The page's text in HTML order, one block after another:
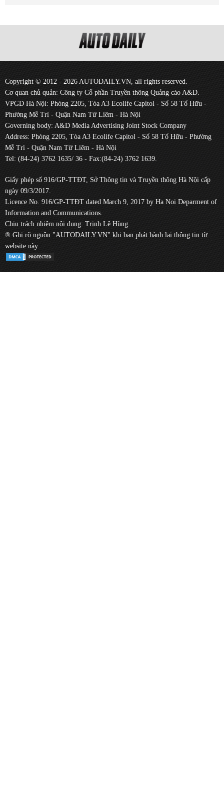
Copyright © 2012 - 2026 AUTODAILY.VN, all rights reserved.
Cơ quan chủ quản: Công ty Cổ phần Truyền thông Quảng cáo A&D.
VPGD Hà Nội: Phòng 2205, Tòa A3 Ecolife Capitol - Số 58 Tố Hữu -
Phường Mễ Trì - Quận Nam Từ Liêm - Hà Nội
Governing body: A&D Media Advertising Joint Stock Company
Address: Phòng 2205, Tòa A3 Ecolife Capitol - Số 58 Tố Hữu - Phường
Mễ Trì - Quận Nam Từ Liêm - Hà Nội
Tel: (84-24) 3762 1635/ 36 - Fax:(84-24) 3762 1639.
Giấy phép số 916/GP-TTĐT, Sở Thông tin và Truyền thông Hà Nội cấp
ngày 09/3/2017.
Licence No. 916/GP-TTĐT dated March 9, 2017 by Ha Noi Deparment of
Information and Communications.
Chịu trách nhiệm nội dung: Trịnh Lê Hùng.
® Ghi rõ nguồn "AUTODAILY.VN" khi bạn phát hành lại thông tin từ
website này.